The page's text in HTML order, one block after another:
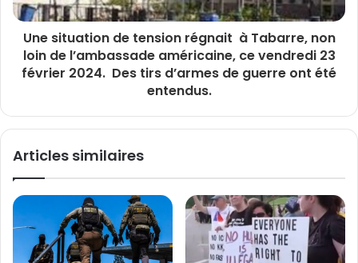
Une situation de tension régnait à Tabarre, non
loin de l’ambassade américaine, ce vendredi 23
février 2024. Des tirs d’armes de guerre ont été
entendus.
Articles similaires